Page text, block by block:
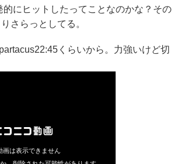
的にヒットしたってことなのかな？その
さらっとしてる。
くらいから。力強いけど切